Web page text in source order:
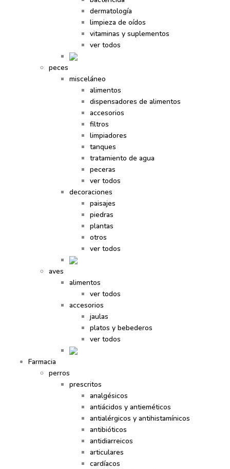
dermatología
limpieza de oídos
vitaminas y suplementos
ver todos
peces
misceláneo
alimentos
dispensadores de alimentos
accesorios
filtros
limpiadores
tanques
tratamiento de agua
peceras
ver todos
decoraciones
paisajes
piedras
plantas
otros
ver todos
aves
alimentos
ver todos
accesorios
jaulas
platos y bebederos
ver todos
Farmacia
perros
prescritos
analgésicos
antiácidos y antieméticos
antialérgicos y antihistamínicos
antibióticos
antidiarreicos
articulares
cardíacos